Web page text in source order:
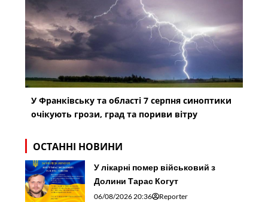
У Франківську та області 7 серпня синоптики
очікують грози, град та пориви вітру
ОСТАННІ НОВИНИ
У лікарні помер військовий з
Долини Тарас Когут
06/08/2026 20:36 Reporter